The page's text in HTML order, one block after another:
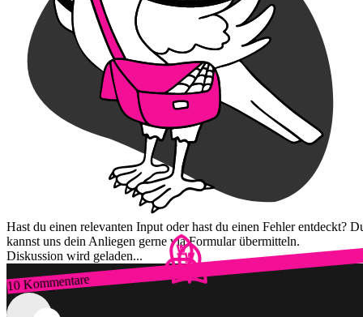
Hast du einen relevanten Input oder hast du einen Fehler entdeckt?
kannst uns dein Anliegen gerne via Formular übermitteln.
Diskussion wird geladen...
10 Kommentare
Zum Login